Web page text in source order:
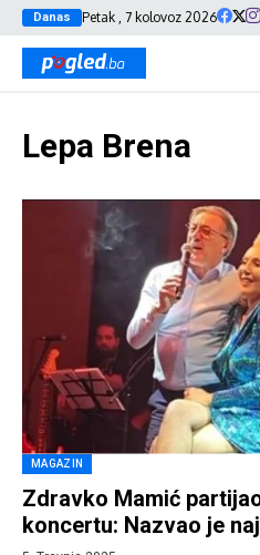
Danas Petak , 7 kolovoz 2026
Lepa Brena
MAGAZIN
Zdravko Mamić
koncertu: Nazvao je